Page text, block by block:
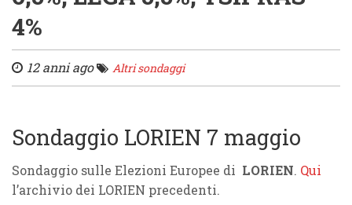
4%
12 anni ago Altri sondaggi
Sondaggio LORIEN 7 maggio
Sondaggio sulle Elezioni Europee di LORIEN. Qui
l’archivio dei LORIEN precedenti.